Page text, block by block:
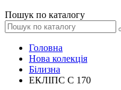
Пошук по каталогу
Головна
Нова колекція
Білизна
ЕКЛІПС С 170